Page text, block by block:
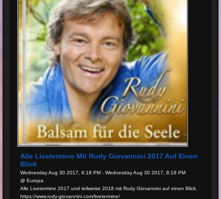
Alle Livetermine Mit Rudy Giovannini 2017 Auf Einen
Blick
Wednesday Aug 30 2017, 8:18 PM - Wednesday Aug 30 2017, 8:18 PM
@ Europa
Alle Livetermine 2017 und teilweise 2018 mit Rudy Giovannini auf einen Blick.
https://www.rudy-giovannini.com/livetermine/